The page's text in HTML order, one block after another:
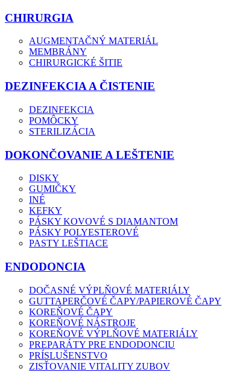
CHIRURGIA
AUGMENTAČNÝ MATERIÁL
MEMBRÁNY
CHIRURGICKÉ ŠITIE
DEZINFEKCIA A ČISTENIE
DEZINFEKCIA
POMÔCKY
STERILIZÁCIA
DOKONČOVANIE A LEŠTENIE
DISKY
GUMIČKY
INÉ
KEFKY
PÁSKY KOVOVÉ S DIAMANTOM
PÁSKY POLYESTEROVÉ
PASTY LEŠTIACE
ENDODONCIA
DOČASNÉ VÝPLŇOVÉ MATERIÁLY
GUTTAPERČOVÉ ČAPY/PAPIEROVÉ ČAPY
KOREŇOVÉ ČAPY
KOREŇOVÉ NÁSTROJE
KOREŇOVÉ VÝPLŇOVÉ MATERIÁLY
PREPARÁTY PRE ENDODONCIU
PRÍSLUŠENSTVO
ZISŤOVANIE VITALITY ZUBOV